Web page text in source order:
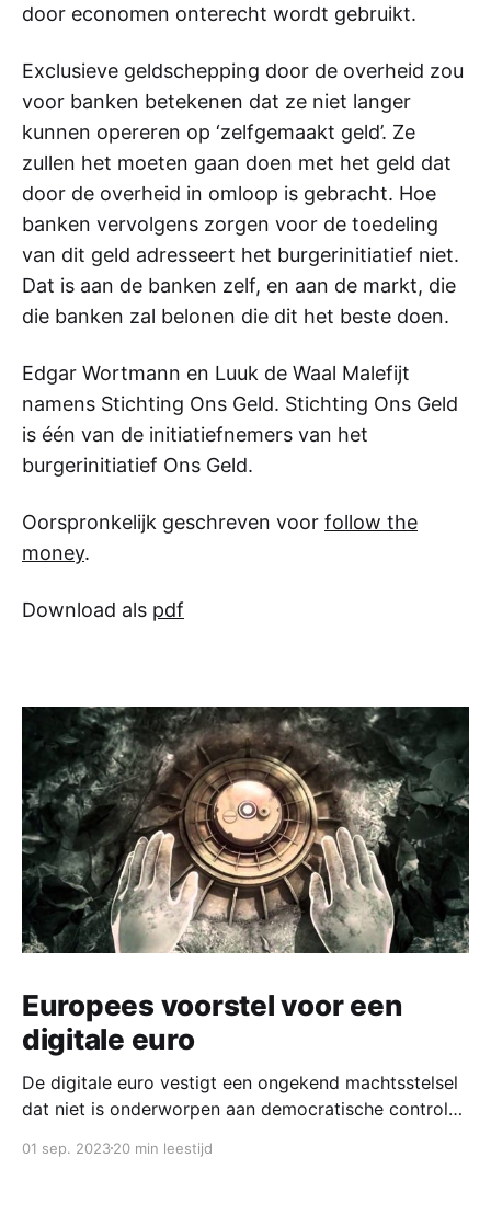
door economen onterecht wordt gebruikt.
Exclusieve geldschepping door de overheid zou
voor banken betekenen dat ze niet langer
kunnen opereren op ‘zelfgemaakt geld’. Ze
zullen het moeten gaan doen met het geld dat
door de overheid in omloop is gebracht. Hoe
banken vervolgens zorgen voor de toedeling
van dit geld adresseert het burgerinitiatief niet.
Dat is aan de banken zelf, en aan de markt, die
die banken zal belonen die dit het beste doen.
Edgar Wortmann en Luuk de Waal Malefijt
namens Stichting Ons Geld. Stichting Ons Geld
is één van de initiatiefnemers van het
burgerinitiatief Ons Geld.
Oorspronkelijk geschreven voor follow the
money.
Download als pdf
Europees voorstel voor een
digitale euro
De digitale euro vestigt een ongekend machtsstelsel
dat niet is onderworpen aan democratische controle.
lijkt vooral bedoeld om het centrale bankbedrijf een
01 sep. 202320 min leestijd